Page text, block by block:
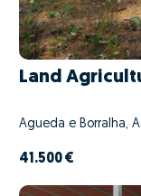
Land
Águeda e Borralha,
41.500 €